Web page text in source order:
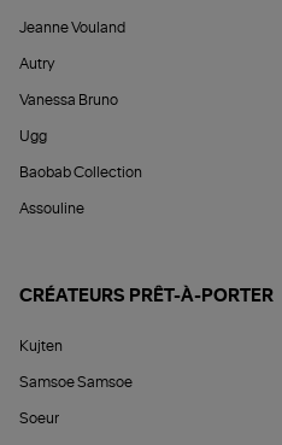
Jeanne Vouland
Autry
Vanessa Bruno
Ugg
Baobab Collection
Assouline
CRÉATEURS PRÊT-À-PORTER
Kujten
Samsoe Samsoe
Soeur